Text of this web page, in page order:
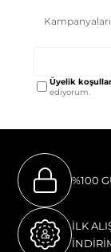
Üyelik
ediyorum.
%100
İLK